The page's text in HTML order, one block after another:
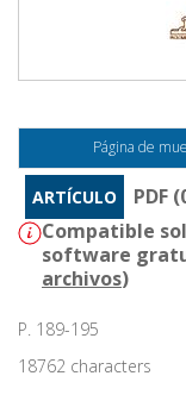
Página de
ARTÍCULO
PDF
Compatible
software
archivos)
P. 189-195
18762 characters